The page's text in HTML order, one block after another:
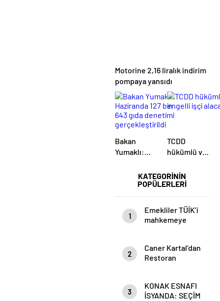
KATEGORİNİN
POPÜLERLERİ
1
Emekliler TÜİK’i
mahkemeye
2
Caner Kartal’dan
Restoran
Kazanan Kim,
Kaybeden Kim?
3
KONAK ESNAFI
İSYANDA: SEÇİM
Motorine 2,16 liralık indirim
pompaya yansıdı
Bakan
Yumaklı:
127 bin 643
denetimi
gerçekleştirildi
TCDD
hükümlü ve
alacak